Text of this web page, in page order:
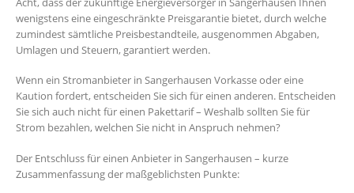
wenigstens eine eingeschränkte Preisgarantie bietet, durch welche
zumindest sämtliche Preisbestandteile, ausgenommen Abgaben,
Umlagen und Steuern, garantiert werden.
Wenn ein Stromanbieter in Sangerhausen Vorkasse oder eine
Kaution fordert, entscheiden Sie sich für einen anderen. Entscheiden
Sie sich auch nicht für einen Pakettarif – Weshalb sollten Sie für
Strom bezahlen, welchen Sie nicht in Anspruch nehmen?
Der Entschluss für einen Anbieter in Sangerhausen – kurze
Zusammenfassung der maßgeblichsten Punkte: